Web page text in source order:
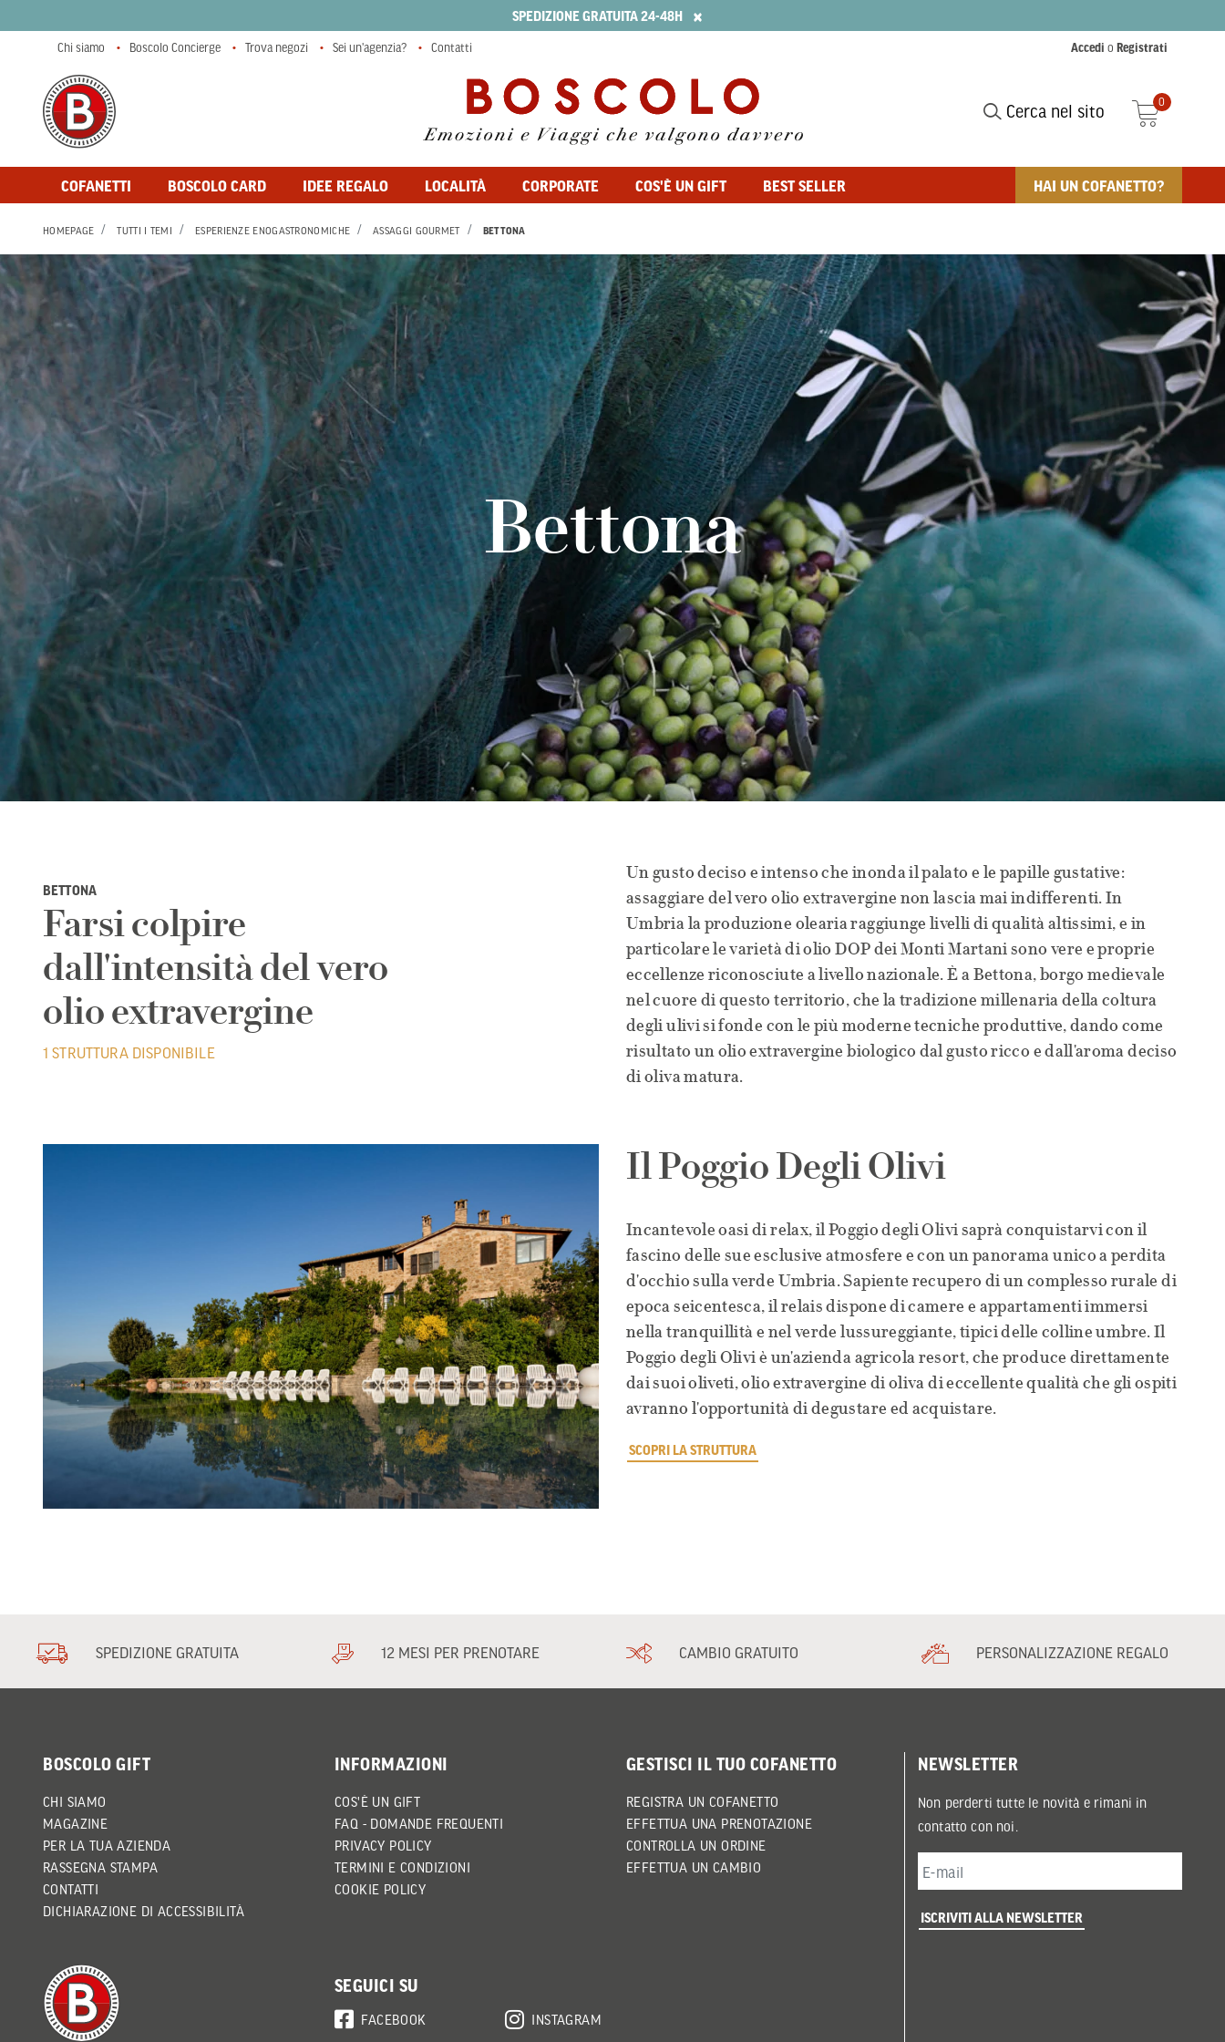
SPEDIZIONE GRATUITA 24-48H ×
Cerca nel sito
0
COFANETTI BOSCOLO CARD IDEE REGALO LOCALITÀ CORPORATE COS'È UN GIFT BEST SELLER HAI UN COFANETTO?
Chi siamo Boscolo Concierge Trova negozi Sei un'agenzia? Contatti Accedi o Registrati
HOMEPAGE TUTTI I TEMI ESPERIENZE ENOGASTRONOMICHE ASSAGGI GOURMET BETTONA
Bettona
BETTONA
Farsi colpire
dall'intensità del vero
olio extravergine
1 STRUTTURA DISPONIBILE
Un gusto deciso e intenso che inonda il palato e le papille gustative:
assaggiare del vero olio extravergine non lascia mai indifferenti. In
Umbria la produzione olearia raggiunge livelli di qualità altissimi, e in
particolare le varietà di olio DOP dei Monti Martani sono vere e proprie
eccellenze riconosciute a livello nazionale. È a Bettona, borgo medievale
nel cuore di questo territorio, che la tradizione millenaria della coltura
degli ulivi si fonde con le più moderne tecniche produttive, dando come
risultato un olio extravergine biologico dal gusto ricco e dall'aroma deciso
di oliva matura.
Il Poggio Degli Olivi
Incantevole oasi di relax, il Poggio degli Olivi saprà conquistarvi con il
fascino delle sue esclusive atmosfere e con un panorama unico a perdita
d'occhio sulla verde Umbria. Sapiente recupero di un complesso rurale di
epoca seicentesca, il relais dispone di camere e appartamenti immersi
nella tranquillità e nel verde lussureggiante, tipici delle colline umbre. Il
Poggio degli Olivi è un'azienda agricola resort, che produce direttamente
dai suoi oliveti, olio extravergine di oliva di eccellente qualità che gli ospiti
avranno l'opportunità di degustare ed acquistare.
SCOPRI LA STRUTTURA
SPEDIZIONE GRATUITA 12 MESI PER PRENOTARE CAMBIO GRATUITO PERSONALIZZAZIONE REGALO
BOSCOLO GIFT
CHI SIAMO
MAGAZINE
PER LA TUA AZIENDA
RASSEGNA STAMPA
CONTATTI
DICHIARAZIONE DI ACCESSIBILITÀ
INFORMAZIONI
COS'È UN GIFT
FAQ - DOMANDE FREQUENTI
PRIVACY POLICY
TERMINI E CONDIZIONI
COOKIE POLICY
GESTISCI IL TUO COFANETTO
REGISTRA UN COFANETTO
EFFETTUA UNA PRENOTAZIONE
CONTROLLA UN ORDINE
EFFETTUA UN CAMBIO
SEGUICI SU
FACEBOOK INSTAGRAM
NEWSLETTER
Non perderti tutte le novità e rimani in
contatto con noi.
ISCRIVITI ALLA NEWSLETTER